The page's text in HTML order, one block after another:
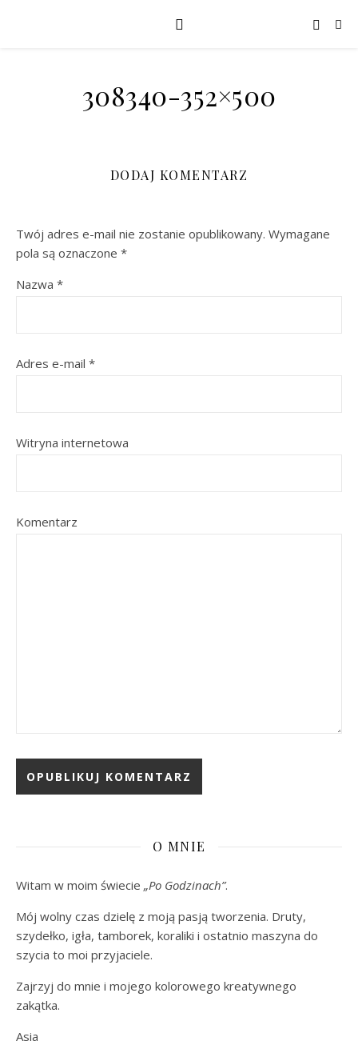
308340-352×500
DODAJ KOMENTARZ
Twój adres e-mail nie zostanie opublikowany. Wymagane
pola są oznaczone *
Nazwa *
Adres e-mail *
Witryna internetowa
Komentarz
O MNIE
Witam w moim świecie „Po Godzinach”.
Mój wolny czas dzielę z moją pasją tworzenia. Druty,
szydełko, igła, tamborek, koraliki i ostatnio maszyna do
szycia to moi przyjaciele.
Zajrzyj do mnie i mojego kolorowego kreatywnego
zakątka.
Asia